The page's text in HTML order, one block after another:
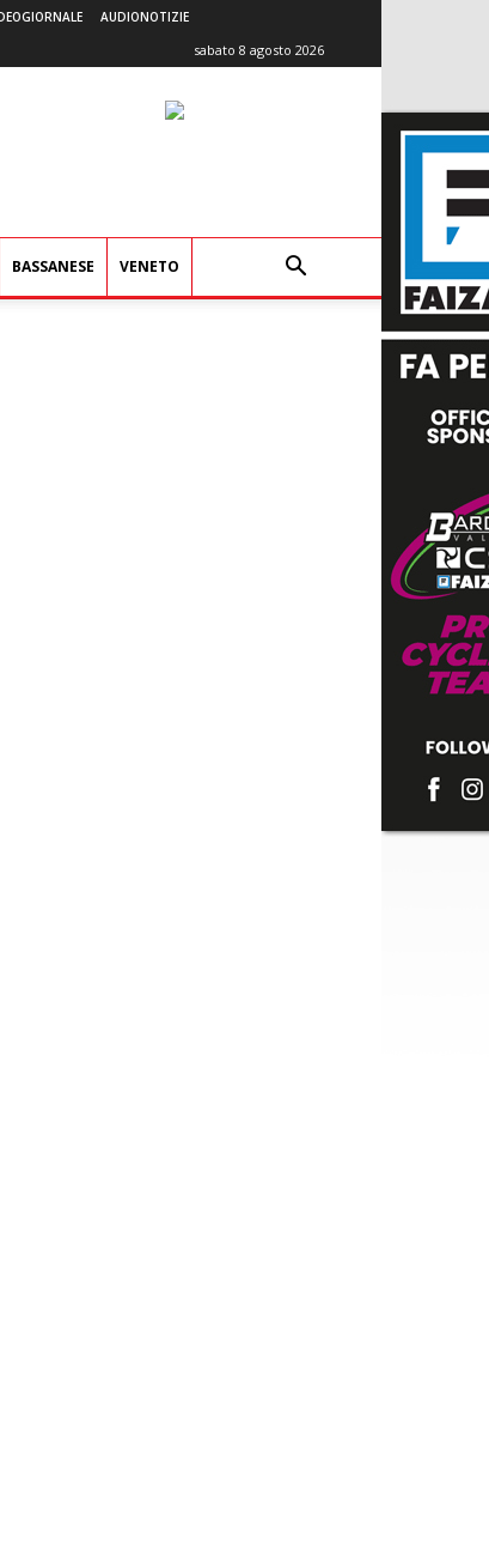
AUDIONOTIZIE
sabato 8 agosto 2026
BASSANESE VENETO